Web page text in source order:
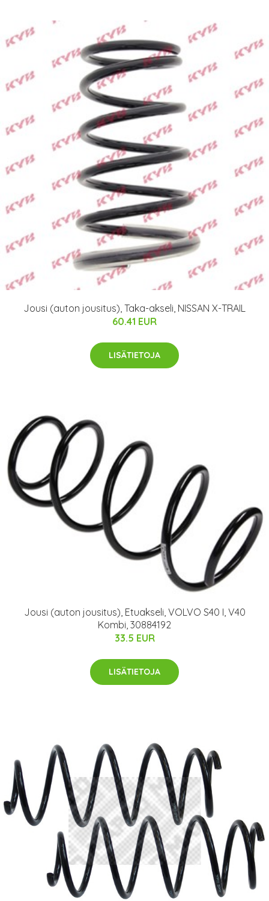
Jousi (auton jousitus), Taka-akseli, NISSAN X-TRAIL
60.41 EUR
LISÄTIETOJA
Jousi (auton jousitus), Etuakseli, VOLVO S40 I, V40
Kombi, 30884192
33.5 EUR
LISÄTIETOJA